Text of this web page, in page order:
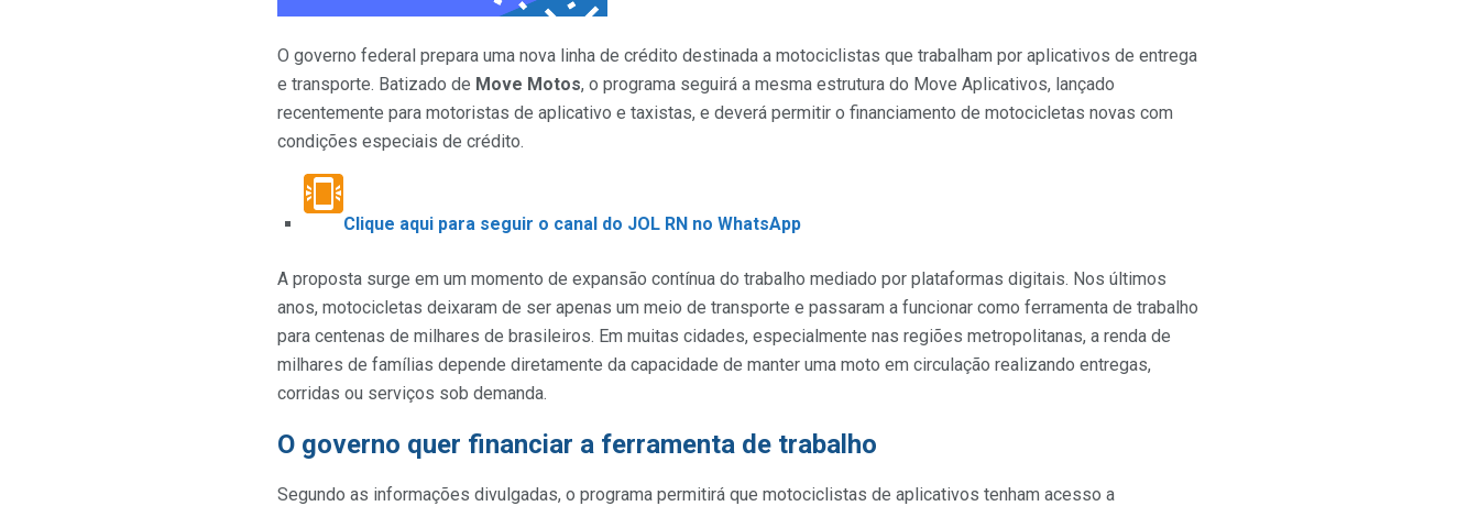
O governo federal prepara uma nova linha de crédito destinada a motociclistas que trabalham por aplicativos de entrega
e transporte. Batizado de Move Motos, o programa seguirá a mesma estrutura do Move Aplicativos, lançado
recentemente para motoristas de aplicativo e taxistas, e deverá permitir o financiamento de motocicletas novas com
condições especiais de crédito.
Clique aqui para seguir o canal do JOL RN no WhatsApp
A proposta surge em um momento de expansão contínua do trabalho mediado por plataformas digitais. Nos últimos
anos, motocicletas deixaram de ser apenas um meio de transporte e passaram a funcionar como ferramenta de trabalho
para centenas de milhares de brasileiros. Em muitas cidades, especialmente nas regiões metropolitanas, a renda de
milhares de famílias depende diretamente da capacidade de manter uma moto em circulação realizando entregas,
corridas ou serviços sob demanda.
O governo quer financiar a ferramenta de trabalho
Segundo as informações divulgadas, o programa permitirá que motociclistas de aplicativos tenham acesso a